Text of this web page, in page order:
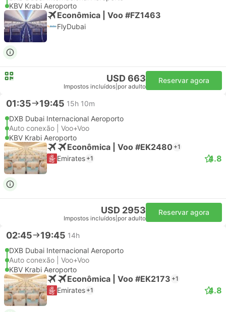
KBV Krabi Aeroporto
Econômica | Voo #FZ1463
FlyDubai
USD 663
Impostos incluídos por adulto
Reservar agora
01:35 19:45 15h 10m
DXB Dubai Internacional Aeroporto
Auto conexão | Voo+Voo
KBV Krabi Aeroporto
Econômica | Voo #EK2480 +1
Emirates +1 4.8
USD 2953
Impostos incluídos por adulto
Reservar agora
02:45 19:45 14h
DXB Dubai Internacional Aeroporto
Auto conexão | Voo+Voo
KBV Krabi Aeroporto
Econômica | Voo #EK2173 +1
Emirates +1 4.8